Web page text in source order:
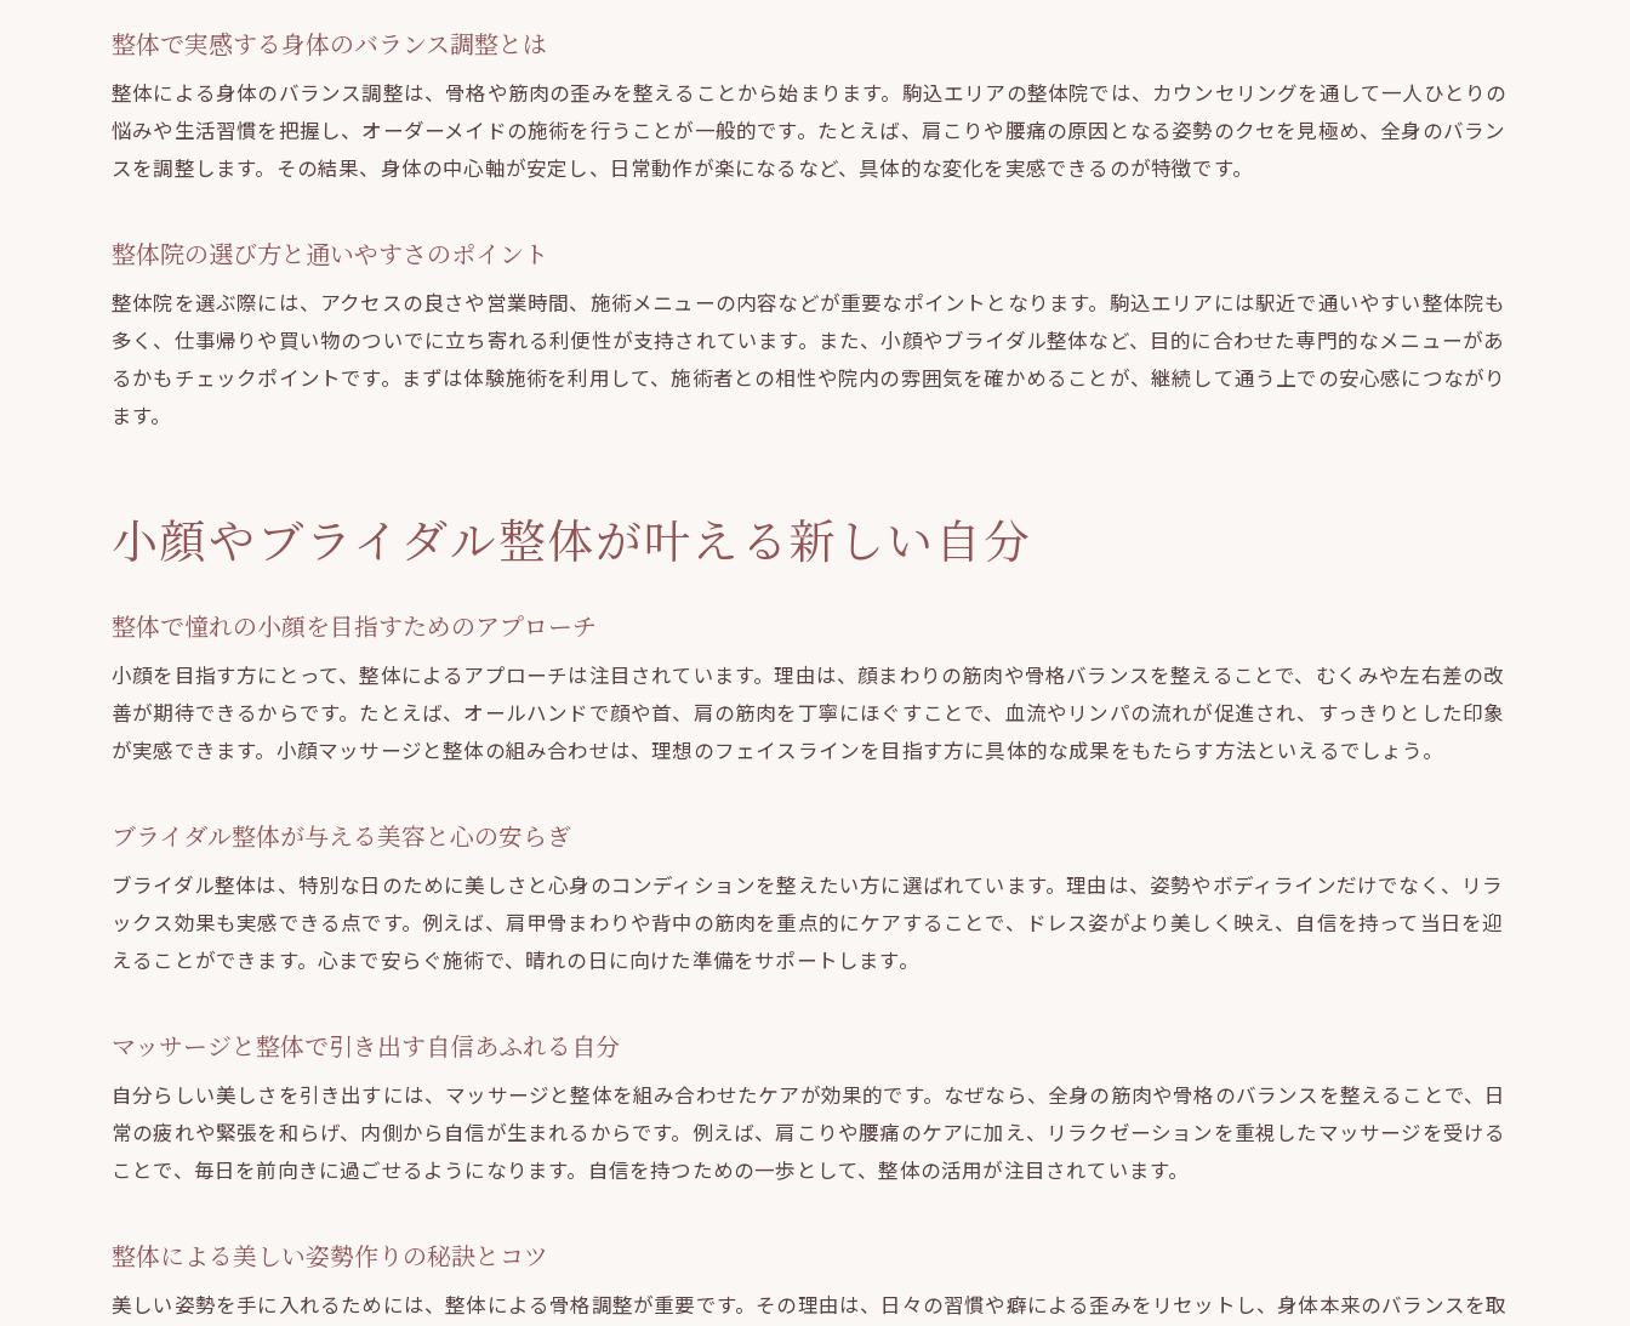
口コミで話題のマッサージや施術内容
整体の魅力と口コミ評判の関係性を探る
信頼できる整体を見極めるポイントまとめ
生活習慣と整体の相乗効果を実感する方法
整体によるリズム改善と質の高い暮らし
マッサージ習慣がもたらす日常の変化
整体院選びで大切なチェックポイント
整体院の雰囲気やカウンセリングの重要性
ライフスタイルに合わせた通院計画の立て方
口コミや評判を活かした整体選びの秘訣
小顔マッサージで感じる美容効果と実感
ブライダル整体が導く自分磨きの方法
整体体験を通じた満足度と継続のコツ
整体で実感する身体のバランス調整とは
整体による身体のバランス調整は、骨格や筋肉の歪みを整えることから始まります。駒込エリアの整体院では、カウンセリングを通して一人ひとりの
悩みや生活習慣を把握し、オーダーメイドの施術を行うことが一般的です。たとえば、肩こりや腰痛の原因となる姿勢のクセを見極め、全身のバラン
スを調整します。その結果、身体の中心軸が安定し、日常動作が楽になるなど、具体的な変化を実感できるのが特徴です。
整体院の選び方と通いやすさのポイント
整体院を選ぶ際には、アクセスの良さや営業時間、施術メニューの内容などが重要なポイントとなります。駒込エリアには駅近で通いやすい整体院も
多く、仕事帰りや買い物のついでに立ち寄れる利便性が支持されています。また、小顔やブライダル整体など、目的に合わせた専門的なメニューがあ
るかもチェックポイントです。まずは体験施術を利用して、施術者との相性や院内の雰囲気を確かめることが、継続して通う上での安心感につながり
ます。
小顔やブライダル整体が叶える新しい自分
整体で憧れの小顔を目指すためのアプローチ
小顔を目指す方にとって、整体によるアプローチは注目されています。理由は、顔まわりの筋肉や骨格バランスを整えることで、むくみや左右差の改
善が期待できるからです。たとえば、オールハンドで顔や首、肩の筋肉を丁寧にほぐすことで、血流やリンパの流れが促進され、すっきりとした印象
が実感できます。小顔マッサージと整体の組み合わせは、理想のフェイスラインを目指す方に具体的な成果をもたらす方法といえるでしょう。
ブライダル整体が与える美容と心の安らぎ
ブライダル整体は、特別な日のために美しさと心身のコンディションを整えたい方に選ばれています。理由は、姿勢やボディラインだけでなく、リラ
ックス効果も実感できる点です。例えば、肩甲骨まわりや背中の筋肉を重点的にケアすることで、ドレス姿がより美しく映え、自信を持って当日を迎
えることができます。心まで安らぐ施術で、晴れの日に向けた準備をサポートします。
マッサージと整体で引き出す自信あふれる自分
自分らしい美しさを引き出すには、マッサージと整体を組み合わせたケアが効果的です。なぜなら、全身の筋肉や骨格のバランスを整えることで、日
常の疲れや緊張を和らげ、内側から自信が生まれるからです。例えば、肩こりや腰痛のケアに加え、リラクゼーションを重視したマッサージを受ける
ことで、毎日を前向きに過ごせるようになります。自信を持つための一歩として、整体の活用が注目されています。
整体による美しい姿勢作りの秘訣とコツ
美しい姿勢を手に入れるためには、整体による骨格調整が重要です。その理由は、日々の習慣や癖による歪みをリセットし、身体本来のバランスを取